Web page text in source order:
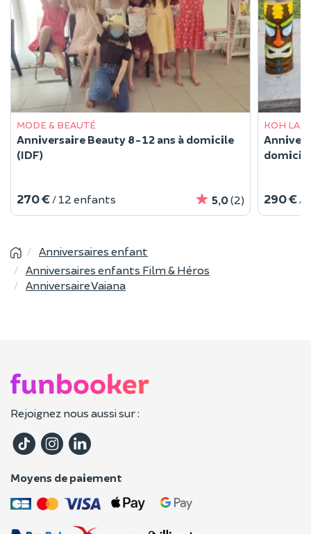
MODE & BEAUTÉ
Anniversaire Beauty 8-12 ans à domicile
(IDF)
270 € / 12 enfants 5,0(2)
KOH
290 € /
Anniversaires enfant
Anniversaires enfants Film & Héros
Anniversaire Vaiana
Rejoignez nous aussi sur :
Moyens de paiement